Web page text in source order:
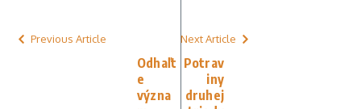
Previous Article
Odhaľt
e
význa
Next Article
Potrav
iny
druhej